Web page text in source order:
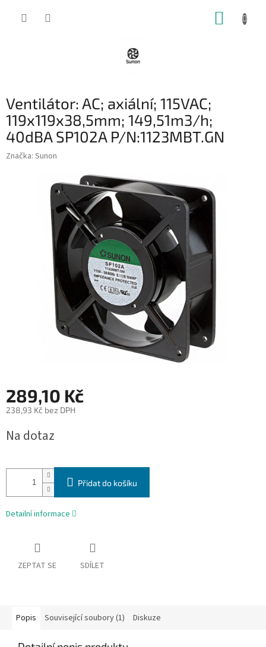
Ventilátor: AC; axiální; 115VAC;
119x119x38,5mm; 149,51m3/h;
40dBA SP102A P/N:1123MBT.GN
Značka: Sunon
289,10 Kč
238,93 Kč bez DPH
cena:
Na dotaz
Přidat do košíku
Detailní informace
ZEPTAT SE SDÍLET
Popis Související soubory (1) Diskuze